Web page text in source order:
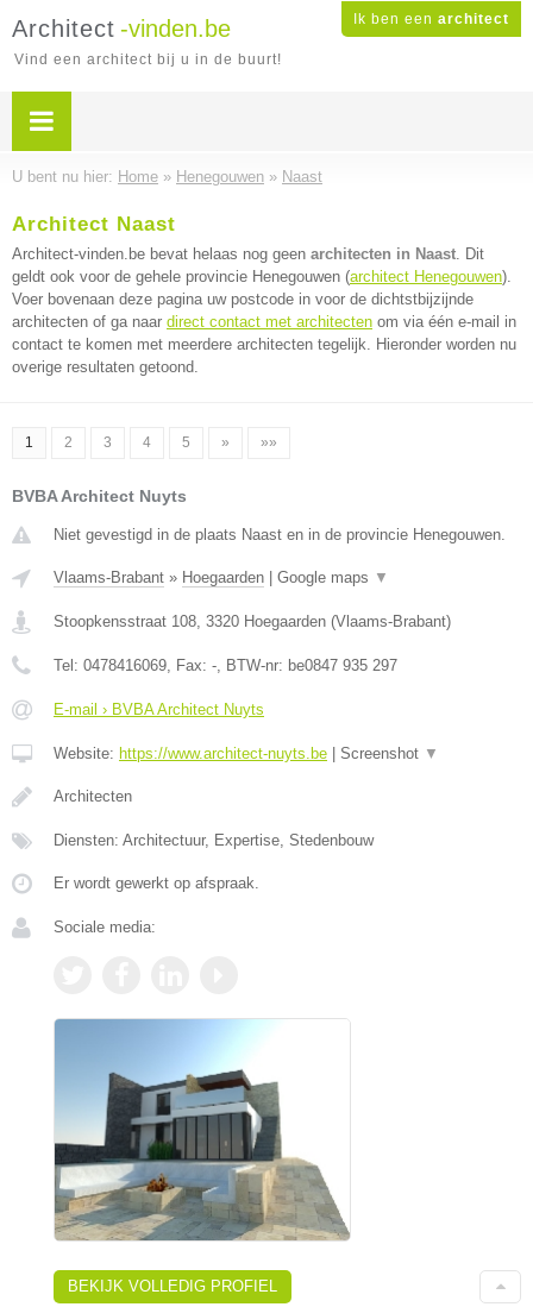
Ik ben een architect
Architect -vinden.be
Vind een architect bij u in de buurt!
U bent nu hier: Home » Henegouwen » Naast
Architect Naast
Architect-vinden.be bevat helaas nog geen architecten in Naast. Dit
geldt ook voor de gehele provincie Henegouwen (architect Henegouwen).
Voer bovenaan deze pagina uw postcode in voor de dichtstbijzijnde
architecten of ga naar direct contact met architecten om via één e-mail in
contact te komen met meerdere architecten tegelijk. Hieronder worden nu
overige resultaten getoond.
1 2 3 4 5 » »»
BVBA Architect Nuyts
Niet gevestigd in de plaats Naast en in de provincie Henegouwen.
Vlaams-Brabant » Hoegaarden Google maps ▼
Stoopkensstraat 108, 3320 Hoegaarden (Vlaams-Brabant)
Tel: 0478416069, Fax: -, BTW-nr: be0847 935 297
E-mail › BVBA Architect Nuyts
Website: https://www.architect-nuyts.be Screenshot ▼
Architecten
Diensten: Architectuur, Expertise, Stedenbouw
Er wordt gewerkt op afspraak.
Sociale media:
BEKIJK VOLLEDIG PROFIEL